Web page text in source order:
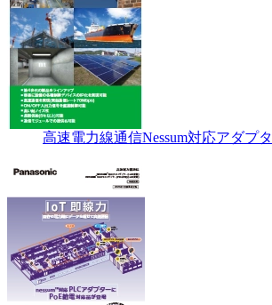
高速電力線通信Nessum対応アダプタ